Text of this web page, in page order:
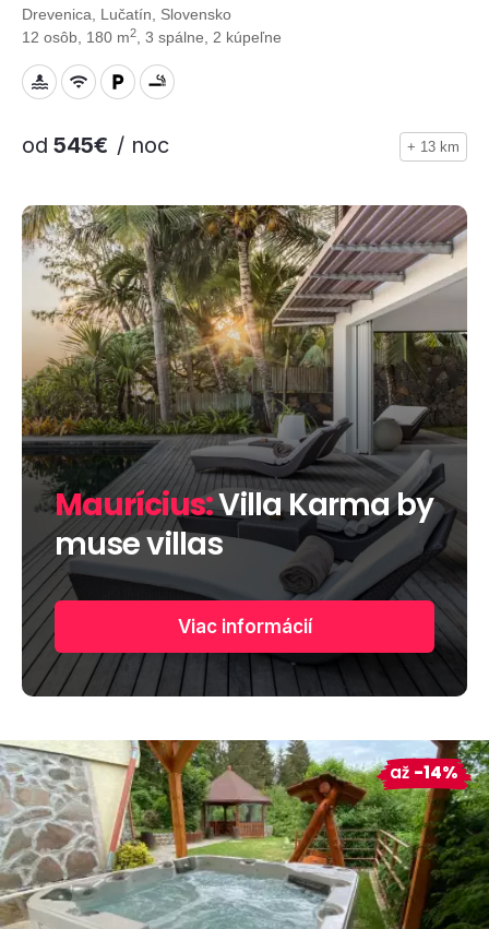
Drevenica, Lučatín, Slovensko
12 osôb, 180 m2 , 3 spálne, 2 kúpeľne
od 545€ / noc + 13 km
Maurícius:Villa Karma by
muse villas
Viac informácií
až -14%